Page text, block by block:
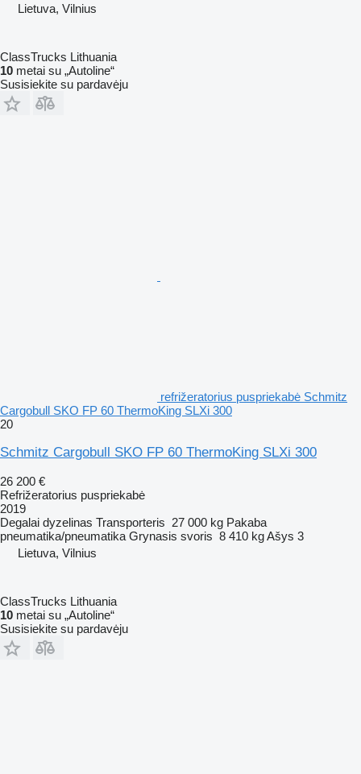
Lietuva, Vilnius
ClassTrucks Lithuania
10 metai su „Autoline“
Susisiekite su pardavėju
refrižeratorius puspriekabė Schmitz
Cargobull SKO FP 60 ThermoKing SLXi 300
20
Schmitz Cargobull SKO FP 60 ThermoKing SLXi 300
26 200 €
Refrižeratorius puspriekabė
2019
Degalai dyzelinas Transporteris 27 000 kg Pakaba
pneumatika/pneumatika Grynasis svoris 8 410 kgAšys 3
Lietuva, Vilnius
ClassTrucks Lithuania
10 metai su „Autoline“
Susisiekite su pardavėju